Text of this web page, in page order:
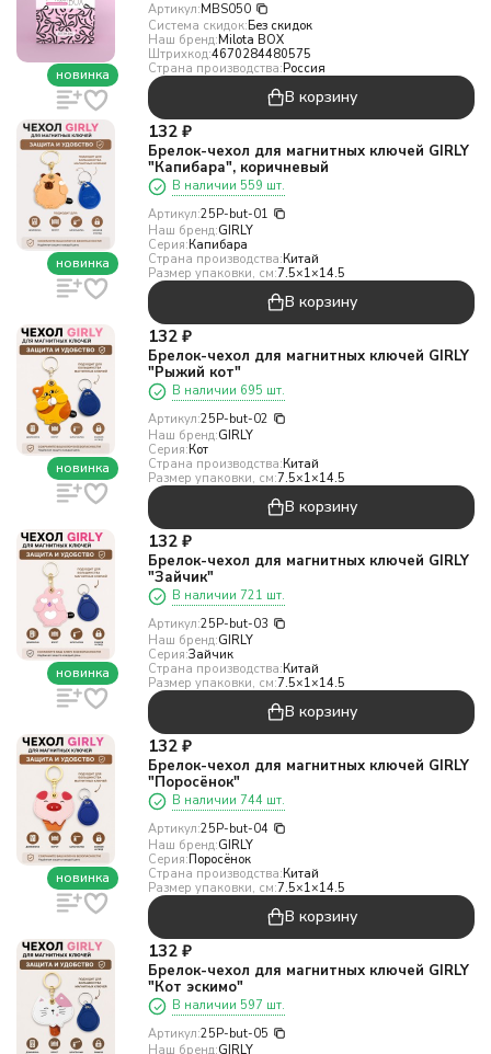
новинка
Артикул:MBS050
Система скидок:Без скидок
Наш бренд:Milota BOX
Штрихкод:4670284480575
Страна производства:Россия
В корзину
новинка
132 ₽
Брелок-чехол для магнитных ключей GIRLY
"Капибара", коричневый
В наличии 559 шт.
Артикул:25P-but-01
Наш бренд:GIRLY
Серия:Капибара
Страна производства:Китай
Размер упаковки, см:7.5×1×14.5
В корзину
новинка
132 ₽
Брелок-чехол для магнитных ключей GIRLY
"Рыжий кот"
В наличии 695 шт.
Артикул:25P-but-02
Наш бренд:GIRLY
Серия:Кот
Страна производства:Китай
Размер упаковки, см:7.5×1×14.5
В корзину
новинка
132 ₽
Брелок-чехол для магнитных ключей GIRLY
"Зайчик"
В наличии 721 шт.
Артикул:25P-but-03
Наш бренд:GIRLY
Серия:Зайчик
Страна производства:Китай
Размер упаковки, см:7.5×1×14.5
В корзину
новинка
132 ₽
Брелок-чехол для магнитных ключей GIRLY
"Поросёнок"
В наличии 744 шт.
Артикул:25P-but-04
Наш бренд:GIRLY
Серия:Поросёнок
Страна производства:Китай
Размер упаковки, см:7.5×1×14.5
В корзину
132 ₽
Брелок-чехол для магнитных ключей GIRLY
"Кот эскимо"
В наличии 597 шт.
Артикул:25P-but-05
Наш бренд:GIRLY